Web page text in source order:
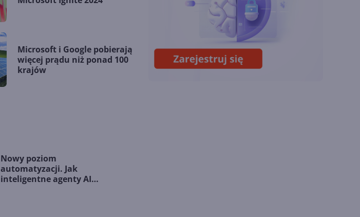
Microsoft i Google pobierają
więcej prądu niż ponad 100
krajów
Lista zmian w
Microsoft 365 Copilot.
Podsumowanie lipca
2026
Nowy poziom
automatyzacji. Jak
inteligentne agenty AI